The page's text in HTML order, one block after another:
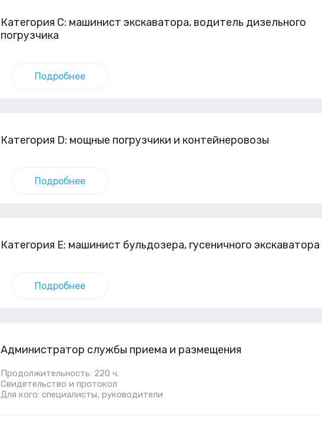
Категория С: машинист экскаватора, водитель дизельного
погрузчика
Подробнее
Категория D: мощные погрузчики и контейнеровозы
Подробнее
Категория Е: машинист бульдозера, гусеничного экскаватора
Подробнее
Администратор службы приема и размещения
Продолжительность: 220 ч.
Свидетельство и протокол
Для кого: специалисты, руководители